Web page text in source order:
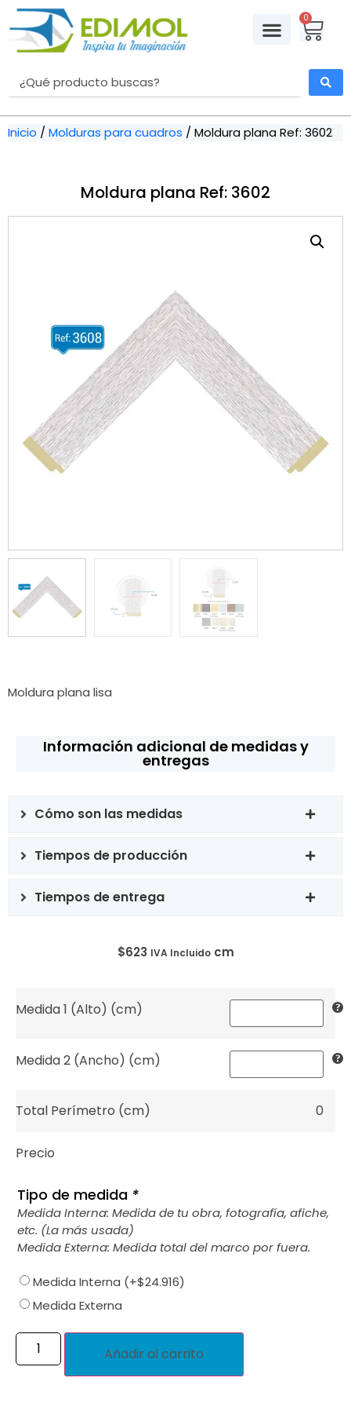
0
Inicio / Molduras para cuadros / Moldura plana Ref: 3602
Moldura plana Ref: 3602
Moldura plana lisa
Información adicional de medidas y
entregas
Cómo son las medidas
Tiempos de producción
Tiempos de entrega
$623 IVA Incluidocm
Medida 1 (Alto) (cm)
Medida 2 (Ancho) (cm)
Total Perímetro (cm) 0
Precio
Tipo de medida *
Medida Interna: Medida de tu obra, fotografía, afiche,
etc. (La más usada)
Medida Externa: Medida total del marco por fuera.
Medida Interna (+$24.916)
Medida Externa
Añadir al carrito